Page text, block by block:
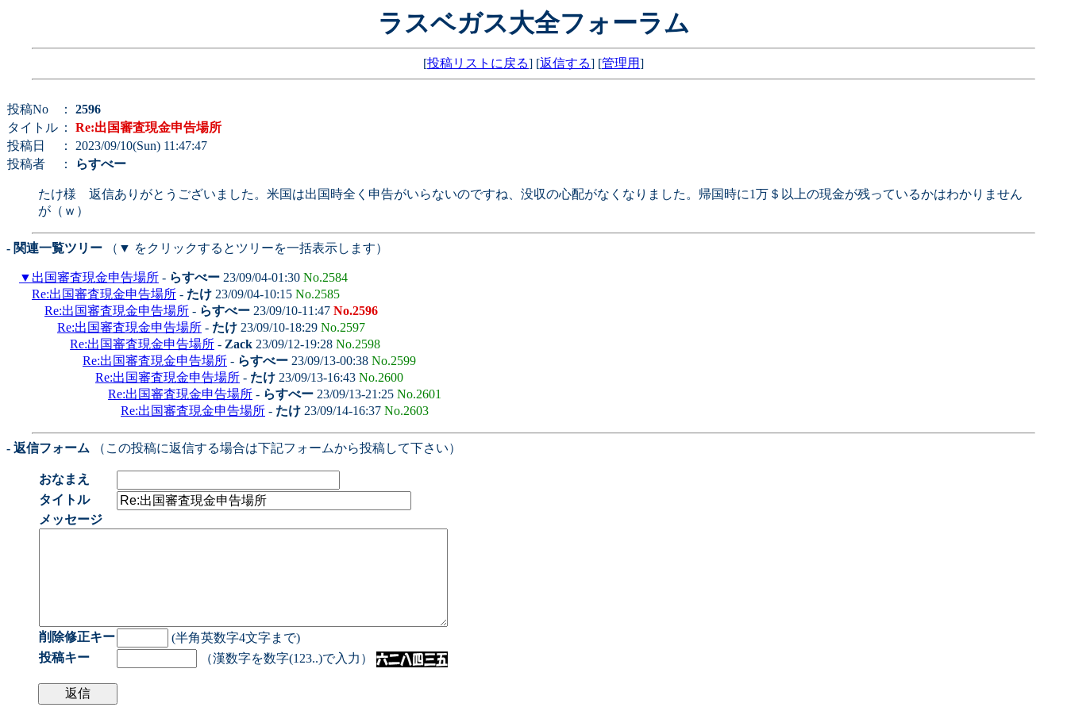
ラスベガス大全フォーラム
[投稿リストに戻る] [返信する] [管理用]
投稿No ： 2596
タイトル ： Re:出国審査現金申告場所
投稿日
： 2023/09/10(Sun) 11:47:47
投稿者
： らすべー
たけ様 返信ありがとうございました。米国は出国時全く申告がいらないのですね、没収の心配がなくなりました。帰国時に1万＄以上の現金が残っているかはわかりません
が（ｗ）
- 関連一覧ツリー （▼ をクリックするとツリーを一括表示します）
▼ 出国審査現金申告場所 - らすべー 23/09/04-01:30 No.2584
Re:出国審査現金申告場所 - たけ 23/09/04-10:15 No.2585
Re:出国審査現金申告場所 - らすべー 23/09/10-11:47 No.2596
Re:出国審査現金申告場所 - たけ 23/09/10-18:29 No.2597
Re:出国審査現金申告場所 - Zack 23/09/12-19:28 No.2598
Re:出国審査現金申告場所 - らすべー 23/09/13-00:38 No.2599
Re:出国審査現金申告場所 - たけ 23/09/13-16:43 No.2600
Re:出国審査現金申告場所 - らすべー 23/09/13-21:25 No.2601
Re:出国審査現金申告場所 - たけ 23/09/14-16:37 No.2603
- 返信フォーム （この投稿に返信する場合は下記フォームから投稿して下さい）
おなまえ
タイトル
メッセージ
削除修正キー
(半角英数字4文字まで)
投稿キー
（漢数字を数字(123..)で入力）